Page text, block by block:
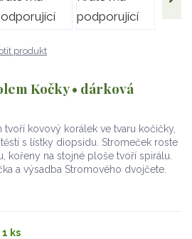
produkt
Kočky • dárková
tvoří kovový korálek ve tvaru kočičky,
s lístky diopsidu. Stromeček roste
kořeny na stojné ploše tvoří spirálu.
a výsadba Stromového dvojčete.
ks